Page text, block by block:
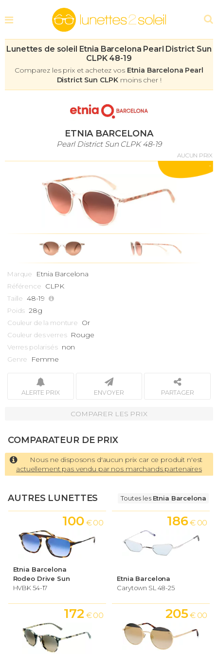
Lunettes de soleil Etnia Barcelona Pearl District Sun
CLPK 48-19
Comparez les prix et achetez vos Etnia Barcelona Pearl
District Sun CLPK moins cher !
ETNIA BARCELONA
Pearl District Sun CLPK 48-19
AUCUN PRIX
-
Marque Etnia Barcelona
Référence CLPK
Taille 48-19
Poids 28g
Couleur de la monture Or
Couleur des verres Rouge
Verres polarisés non
Genre Femme
ALERTE PRIX ENVOYER PARTAGER
COMPARER LES PRIX
COMPARATEUR DE PRIX
Nous ne disposons d'aucun prix car ce produit n'est
actuellement pas vendu par nos marchands partenaires
AUTRES LUNETTES Toutes les Etnia Barcelona
Etnia Barcelona
Rodeo Drive Sun
HVBK 54-17
100 € 00
Etnia Barcelona
Carytown SL 48-25
186 € 00
172 € 00 205 € 00